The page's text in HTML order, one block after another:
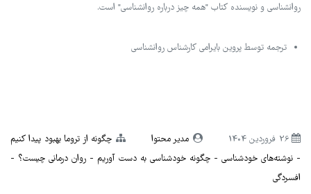
روانشناسی و نویسنده کتاب "همه چیز درباره روانشناسی" است.
ترجمه توسط پروین بایرامی کارشناس روانشناسی
26 فروردین 1404 مدیر محتوا
چگونه از تروما بهبود پیدا کنیم
نوشته‌های خودشناسی
چگونه خودشناسی به دست آوریم
روان درمانی چیست؟
افسردگی